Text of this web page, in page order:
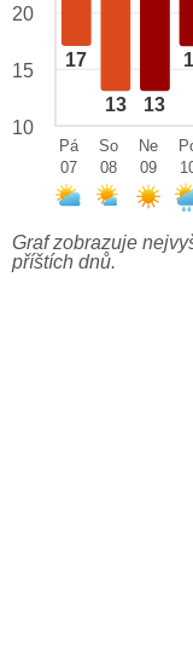
17
13 13
20
15
10
Pá
07
So
08
Ne
09
Graf zobrazuje
příštích dnů.